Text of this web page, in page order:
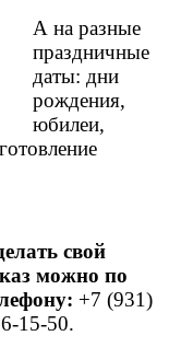
А на разные
праздничные
даты: дни
рождения,
юбилеи,
свой
можно по
+7 (931)
15-50.